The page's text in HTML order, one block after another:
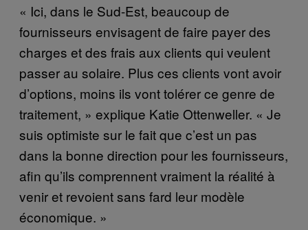
« Ici, dans le Sud-Est, beaucoup de
fournisseurs envisagent de faire payer des
charges et des frais aux clients qui veulent
passer au solaire. Plus ces clients vont avoir
d’options, moins ils vont tolérer ce genre de
traitement, » explique Katie Ottenweller. « Je
suis optimiste sur le fait que c’est un pas
dans la bonne direction pour les fournisseurs,
afin qu’ils comprennent vraiment la réalité à
venir et revoient sans fard leur modèle
économique. »